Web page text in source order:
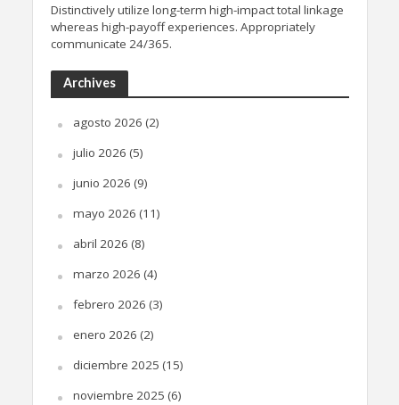
Distinctively utilize long-term high-impact total linkage
whereas high-payoff experiences. Appropriately
communicate 24/365.
Archives
agosto 2026 (2)
julio 2026 (5)
junio 2026 (9)
mayo 2026 (11)
abril 2026 (8)
marzo 2026 (4)
febrero 2026 (3)
enero 2026 (2)
diciembre 2025 (15)
noviembre 2025 (6)